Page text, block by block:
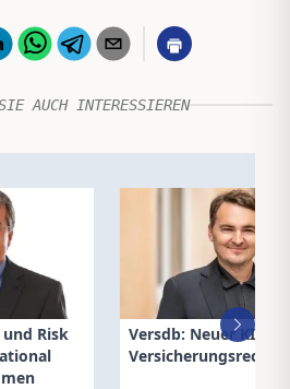
AUCH INTERESSIEREN
und Risk
Versdb: Neuer KI-
Versicherungsrecht